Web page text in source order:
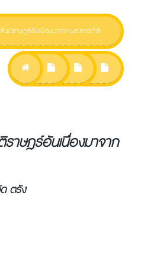
นติราษฎร์อันเนื่องมาจากพระราชดำริ
ราษฎร์อันเนื่องมาจาก
ตรัง